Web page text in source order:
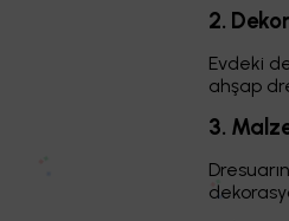
2.
Evdeki
ahşap
3.